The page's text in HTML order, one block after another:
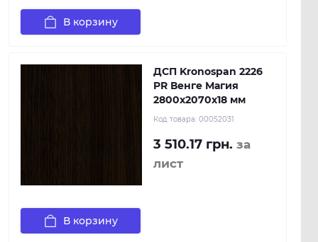
В корзину
ДСП Kronospan 2226
PR Венге Магия
2800x2070x18 мм
Код товара: 00052031
3 510.17 грн. за
лист
В корзину